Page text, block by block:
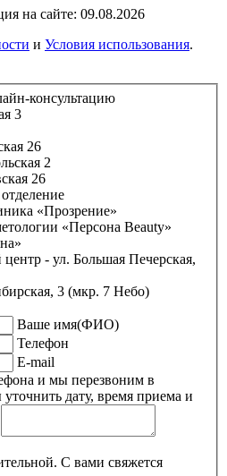
на сайте: 09.08.2026
и Условия использования.
консультацию
3
26
2
26
«Прозрение»
«Персона Beauty»
центр - ул. Большая Печерская,
3 (мкр. 7 Небо)
Ваше имя(ФИО)
Телефон
E-mail
и мы перезвоним в
дату, время приема и
С вами свяжется